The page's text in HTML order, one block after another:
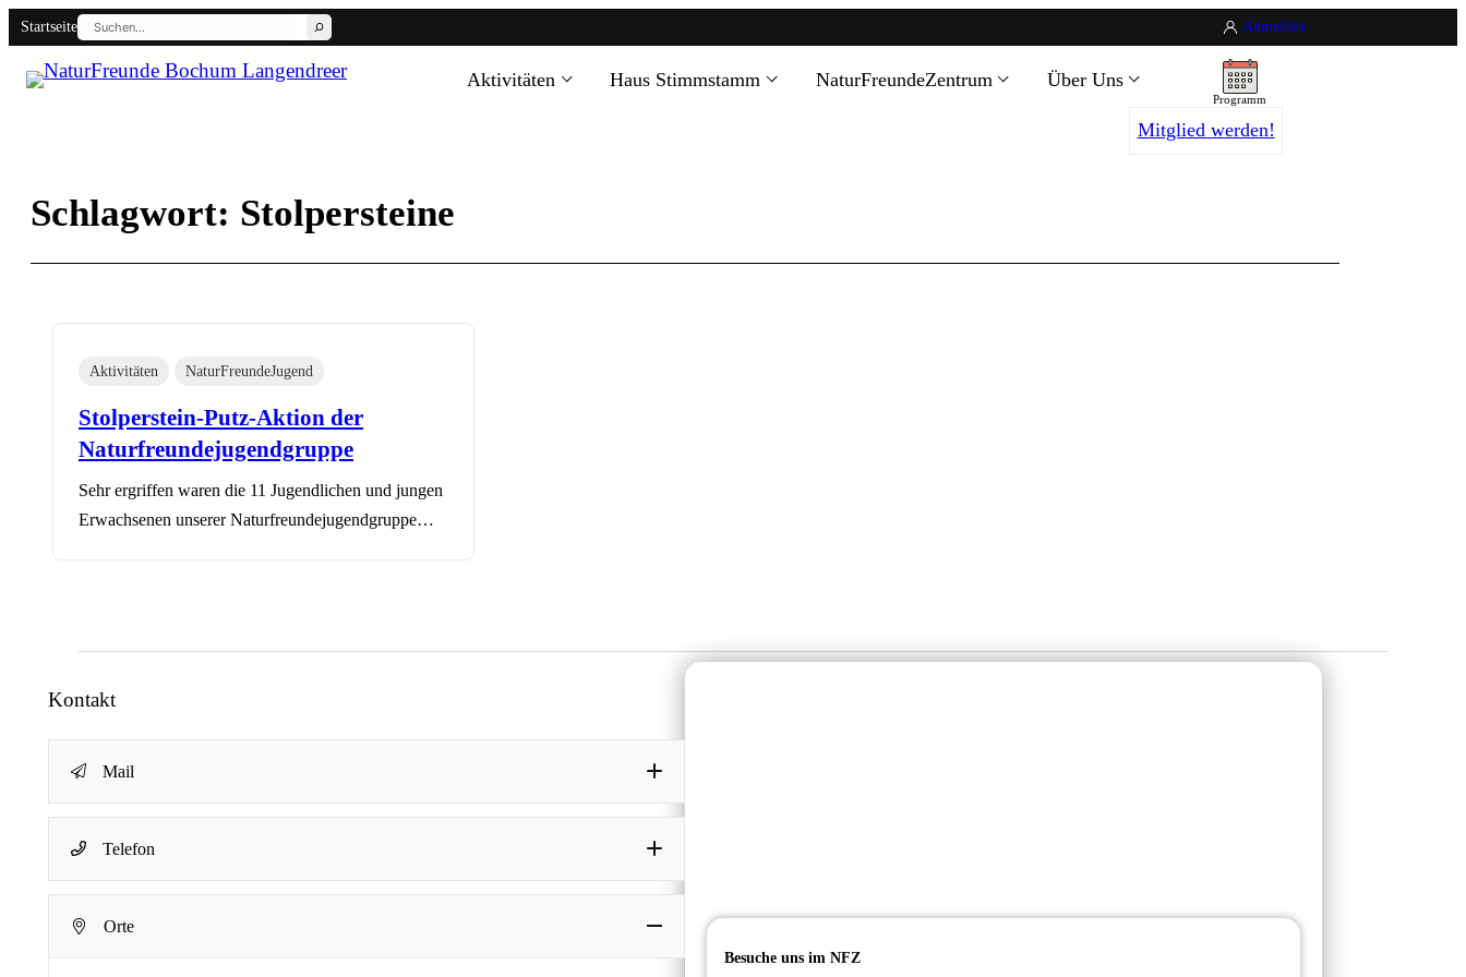
Zum
Inhalt
springen
Startseite
Suchen
Anmelden
Aktivitäten Haus Stimmstamm NaturFreundeZentrum Über Uns
Back
Programm
Mitglied werden!
Schlagwort: Stolpersteine
Aktivitäten NaturFreundeJugend
Stolperstein-Putz-Aktion der
Naturfreundejugendgruppe
Sehr ergriffen waren die 11 Jugendlichen und jungen
Erwachsenen unserer Naturfreundejugendgruppe…
Kontakt
Mail
N
a
E-Mail-Adresse
Telefon
Orte
Besuche uns im NFZ